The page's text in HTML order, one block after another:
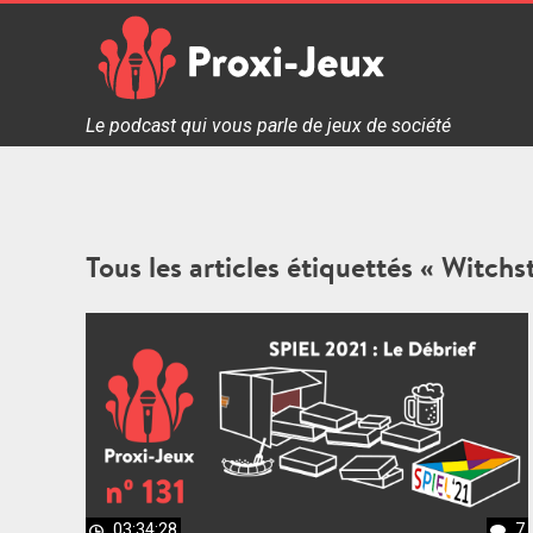
Proxi Jeux - Le podcast qui vous parle de jeux de
Le podcast qui vous parle de jeux de société
Tous les articles étiquettés «